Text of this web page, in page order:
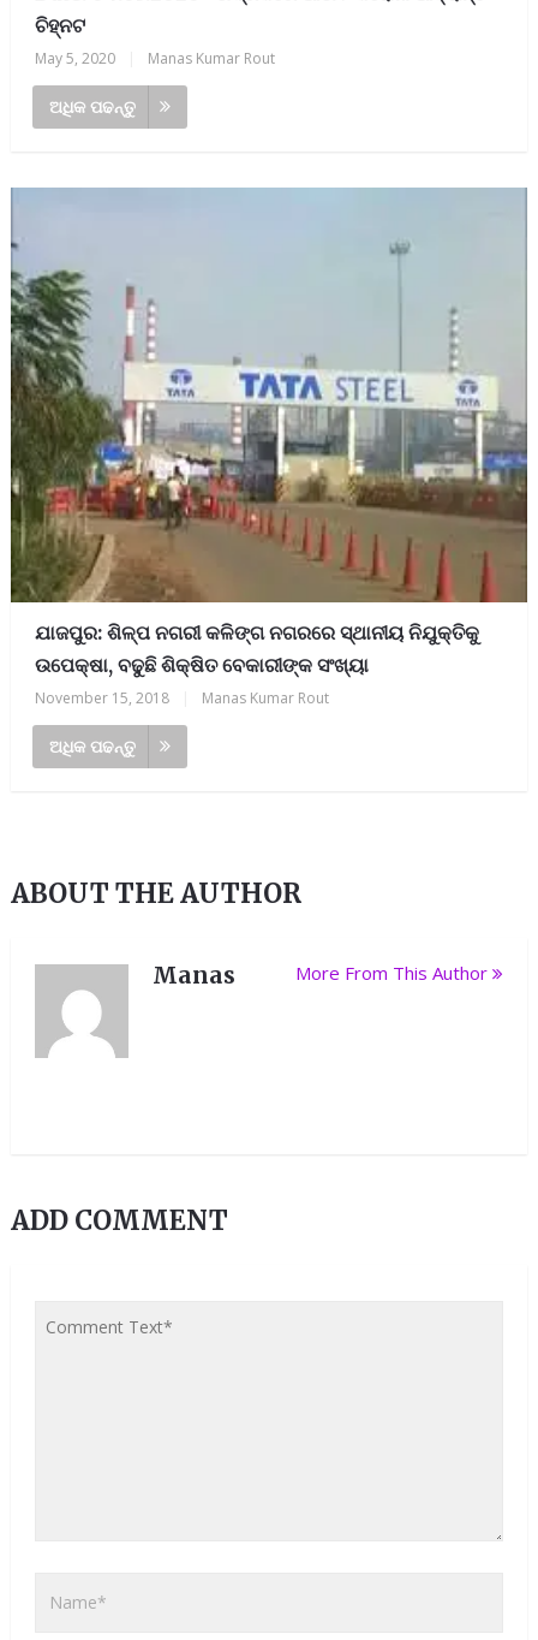
ଚିହ୍ନଟ
May 5, 2020 Manas Kumar Rout
ଅଧିକ ପଢନ୍ତୁ
ଯାଜପୁର: ଶିଳ୍ପ ନଗରୀ କଳିଙ୍ଗ ନଗରରେ ସ୍ଥାନୀୟ ନିଯୁକ୍ତିକୁ
ଉପେକ୍ଷା, ବଢୁଛି ଶିକ୍ଷିତ ବେକାରୀଙ୍କ ସଂଖ୍ୟା
November 15, 2018 Manas Kumar Rout
ଅଧିକ ପଢନ୍ତୁ
ABOUT THE AUTHOR
Manas More From This Author
ADD COMMENT